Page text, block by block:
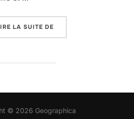
LA SUITE DE
© 2026 Geographica